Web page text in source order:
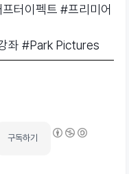
터이펙트 #프리미어
좌 #Park Pictures
구독하기